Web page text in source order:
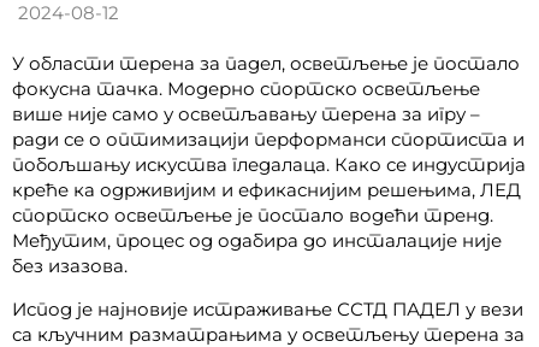
2024-08-12
У области терена за падел, осветљење је постало
фокусна тачка. Модерно спортско осветљење
више није само у осветљавању терена за игру –
ради се о оптимизацији перформанси спортиста и
побољшању искуства гледалаца. Како се индустрија
креће ка одрживијим и ефикаснијим решењима, ЛЕД
спортско осветљење је постало водећи тренд.
Међутим, процес од одабира до инсталације није
без изазова.
Испод је најновије истраживање ССТД ПАДЕЛ у вези
са кључним разматрањима у осветљењу терена за